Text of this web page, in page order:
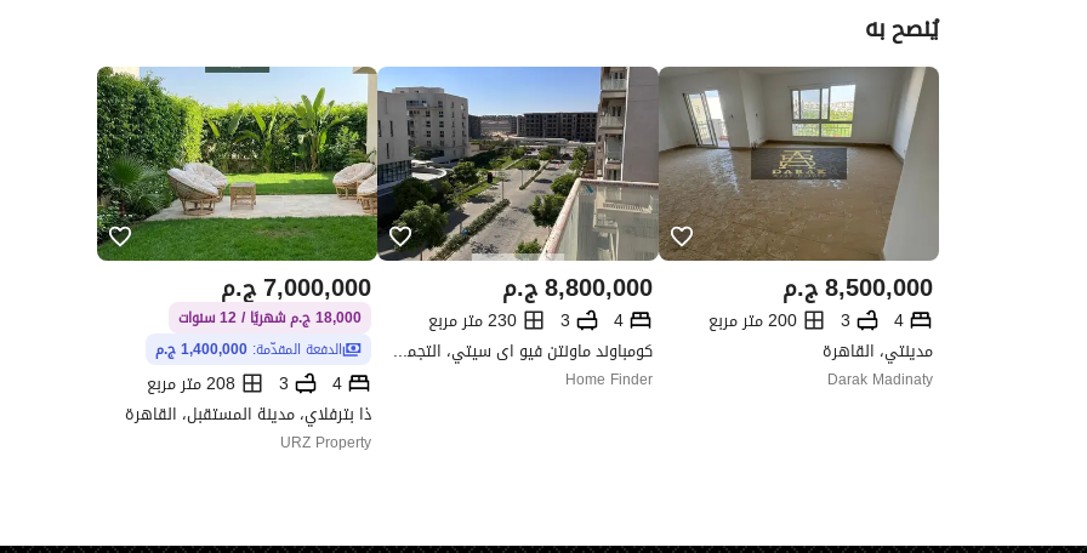
يُنصح به
ج.م8,500,000
4
3
200 متر مربع
مدينتي، القاهرة
Darak Madinaty
ج.م8,800,000
4
3
230 متر مربع
كومباوند ماونتن فيو اى سيتي، التجمع الخامس، القاهرة الجديدة، القاهرة
Home Finder
ج.م7,000,000
18,000 ج.م شهريًا / 12 سنوات
الدفعة المقدّمة: 1,400,000 ج.م
4
3
208 متر مربع
ذا بترفلاي، مدينة المستقبل، القاهرة
URZ Property